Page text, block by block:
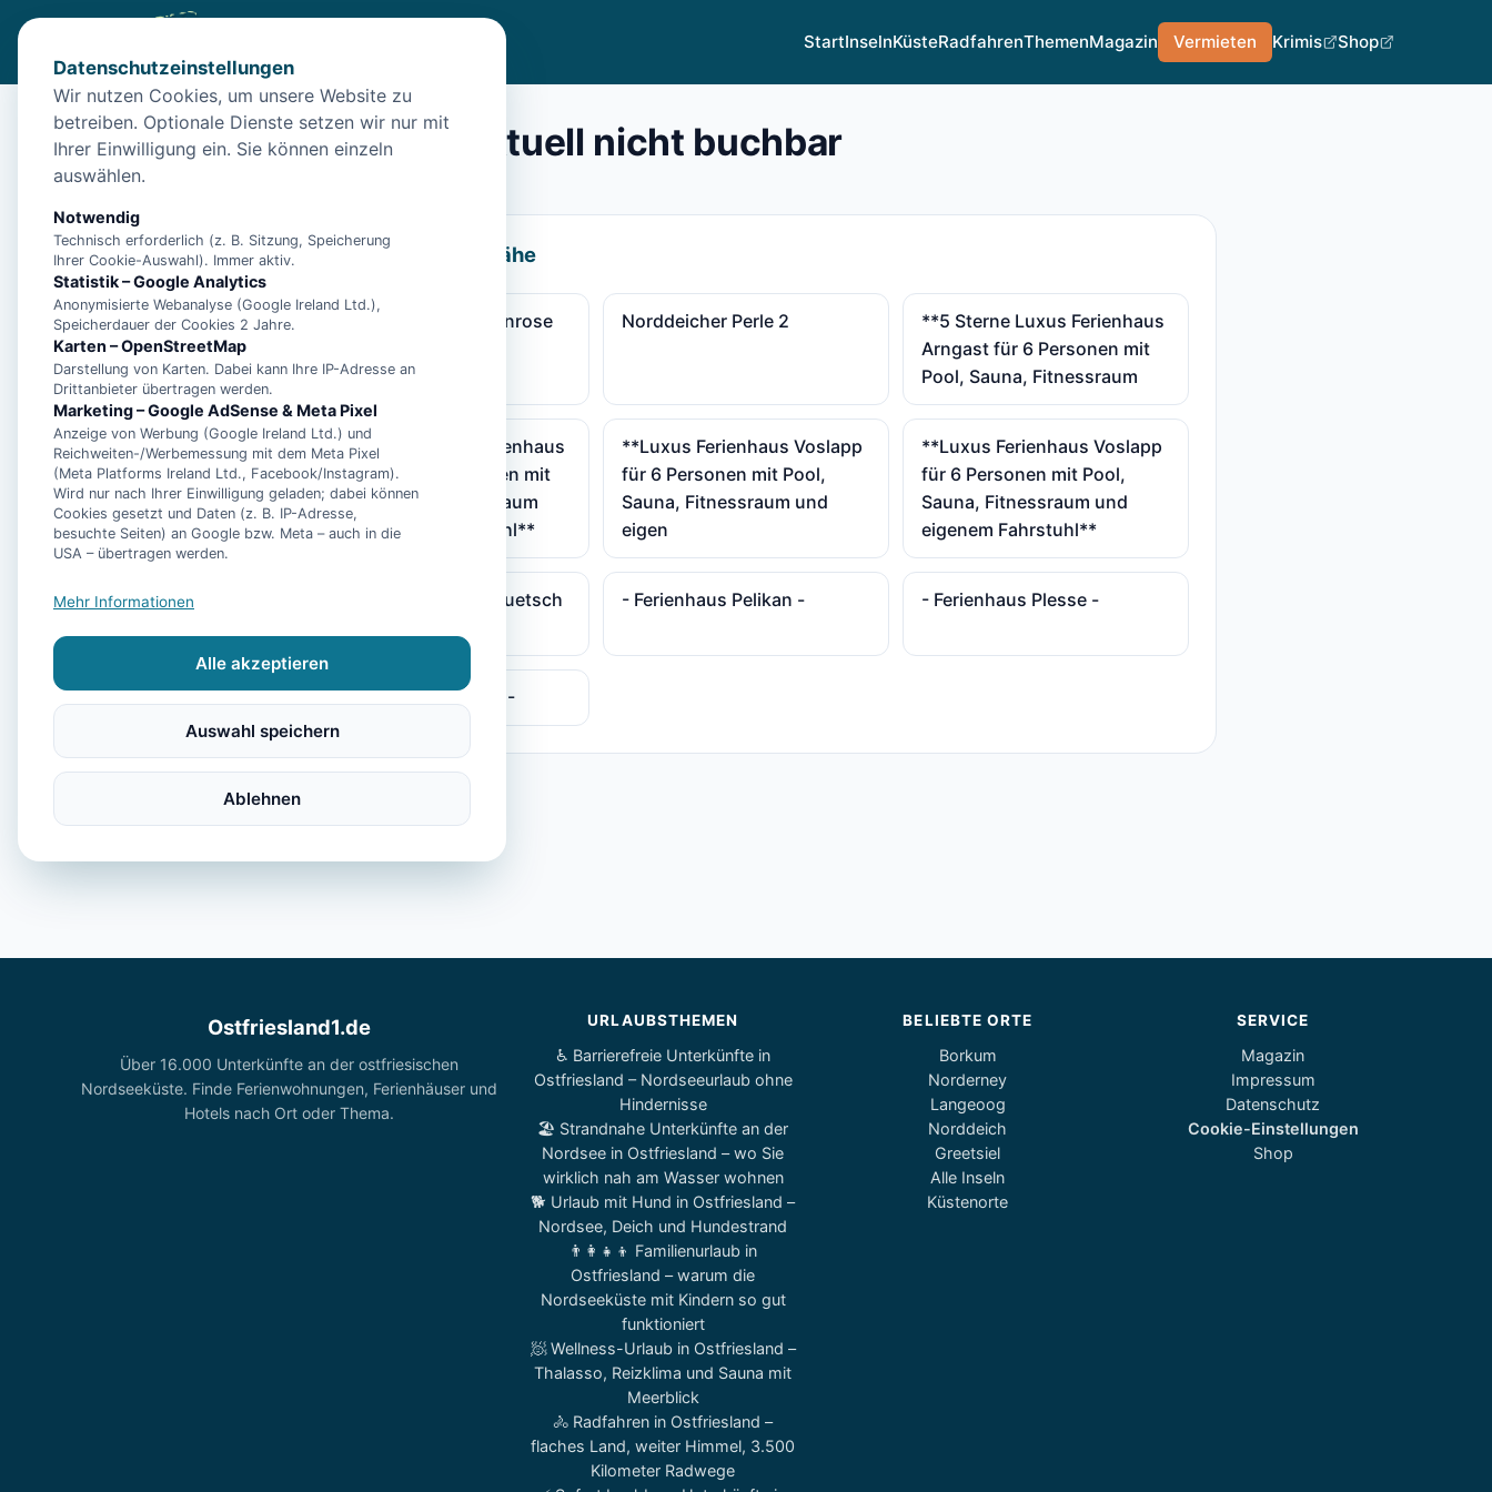
StartInselnKüsteRadfahrenThemenMagazin Vermieten Krimis Shop
Diese Unterkunft ist aktuell nicht buchbar
Wir haben Alternativen in
Unterkünfte in der Nähe
Ferienwohnung Dünenrose Norddeicher Perle 2
**5 Sterne Luxus Ferienhaus
Arngast für 6 Personen mit
Pool, Sauna, Fitnessraum
**5 Sterne Luxus Ferienhaus
Arngast für 6 Personen mit
Pool, Sauna, Fitnessraum
und eigenem Fahrstuhl**
**Luxus Ferienhaus Voslapp
für 6 Personen mit Pool,
Sauna, Fitnessraum und
eigen
**Luxus Ferienhaus Voslapp
für 6 Personen mit Pool,
Sauna, Fitnessraum und
eigenem Fahrstuhl**
- Ferienhaus Bühler Quetsch
- Ferienhaus Pelikan - - Ferienhaus Plesse -
- Ferienhaus Plesse 2 -
Ostfriesland1.de
Über 16.000 Unterkünfte an der ostfriesischen
Nordseeküste. Finde Ferienwohnungen, Ferienhäuser und
Hotels nach Ort oder Thema.
URLAUBSTHEMEN
♿ Barrierefreie Unterkünfte in
Ostfriesland – Nordseeurlaub ohne
Hindernisse
🏖️ Strandnahe Unterkünfte an der
Nordsee in Ostfriesland – wo Sie
wirklich nah am Wasser wohnen
🐕 Urlaub mit Hund in Ostfriesland –
Nordsee, Deich und Hundestrand
👨‍👩‍👧‍👦 Familienurlaub in
Ostfriesland – warum die
Nordseeküste mit Kindern so gut
funktioniert
🧖 Wellness-Urlaub in Ostfriesland –
Thalasso, Reizklima und Sauna mit
Meerblick
🚴 Radfahren in Ostfriesland –
flaches Land, weiter Himmel, 3.500
Kilometer Radwege
BELIEBTE ORTE
Borkum
Norderney
Langeoog
Norddeich
Greetsiel
Alle Inseln
Küstenorte
SERVICE
Magazin
Impressum
Datenschutz
Cookie-Einstellungen
Shop
Datenschutzeinstellungen
Wir nutzen Cookies, um unsere Website zu
betreiben. Optionale Dienste setzen wir nur mit
Ihrer Einwilligung ein. Sie können einzeln
auswählen.
Notwendig
Technisch erforderlich (z. B. Sitzung, Speicherung
Ihrer Cookie-Auswahl). Immer aktiv.
Statistik – Google Analytics
Anonymisierte Webanalyse (Google Ireland Ltd.),
Speicherdauer der Cookies 2 Jahre.
Karten – OpenStreetMap
Darstellung von Karten. Dabei kann Ihre IP-Adresse an
Drittanbieter übertragen werden.
Marketing – Google AdSense & Meta Pixel
Anzeige von Werbung (Google Ireland Ltd.) und
Reichweiten-/Werbemessung mit dem Meta Pixel
(Meta Platforms Ireland Ltd., Facebook/Instagram).
Wird nur nach Ihrer Einwilligung geladen; dabei können
Cookies gesetzt und Daten (z. B. IP-Adresse,
besuchte Seiten) an Google bzw. Meta – auch in die
USA – übertragen werden.
Mehr Informationen
Alle akzeptieren
Auswahl speichern
Ablehnen